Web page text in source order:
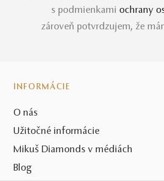
s podmienkami ochrany
zároveň potvrdzujem, že
INFORMÁCIE
O nás
Užitočné informácie
Mikuš Diamonds v médiách
Blog